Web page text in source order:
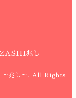
兆し
～兆し～ . All Rights